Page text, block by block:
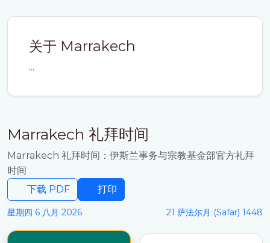
关于 Marrakech
...
Marrakech 礼拜时间
Marrakech 礼拜时间：伊斯兰事务与宗教基金部官方礼拜
时间
下载 PDF
打印
星期四 6 八月 2026 21 萨法尔月 (Safar) 1448